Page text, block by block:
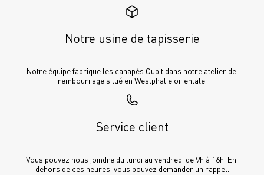
Notre usine de tapisserie
Notre équipe fabrique les canapés Cubit dans notre atelier de
rembourrage situé en Westphalie orientale.
Service client
Vous pouvez nous joindre du lundi au vendredi de 9h à 16h. En
dehors de ces heures, vous pouvez demander un rappel.